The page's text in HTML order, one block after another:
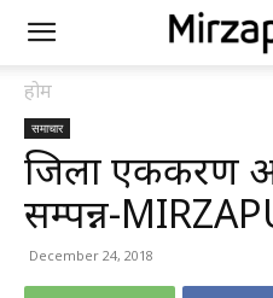
होम
समाचार
जिला एकीकरण
सम्पन्न-
December 24, 2018